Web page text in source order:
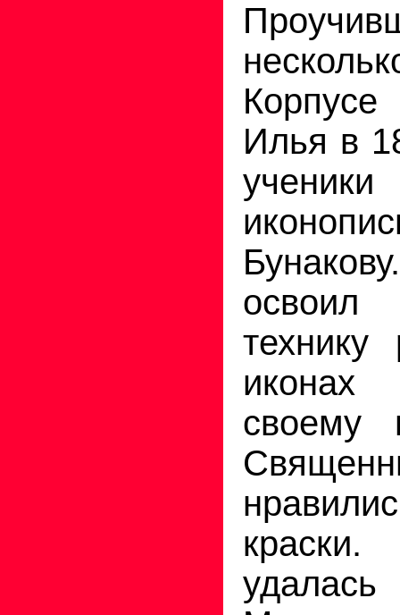
Илья в
ученики
своему